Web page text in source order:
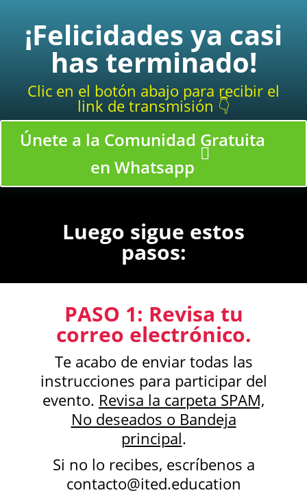
¡Felicidades ya casi
has terminado!
Clic en el botón abajo para recibir el
link de transmisión 👇
Únete a la Comunidad Gratuita
en Whatsapp
Luego sigue estos
pasos:
PASO 1: Revisa tu
correo electrónico.
Te acabo de enviar todas las
instrucciones para participar del
evento. Revisa la carpeta SPAM,
No deseados o Bandeja
principal.
Si no lo recibes, escríbenos a
contacto@ited.education